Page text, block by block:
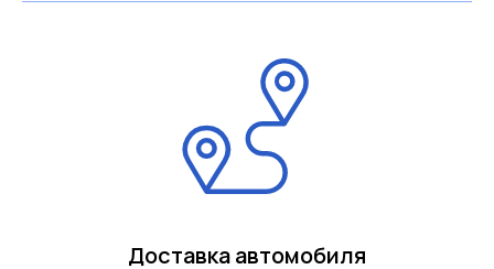
Доставка автомобиля